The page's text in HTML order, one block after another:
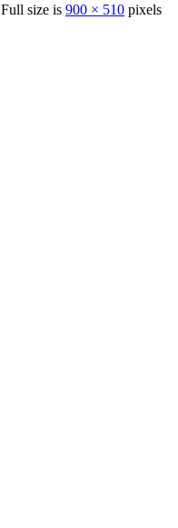
Full size is 900 × 510 pixels